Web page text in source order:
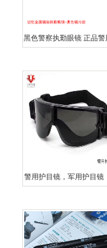
黑色警察执勤眼镜 正品警
警用护目镜，军用护目镜